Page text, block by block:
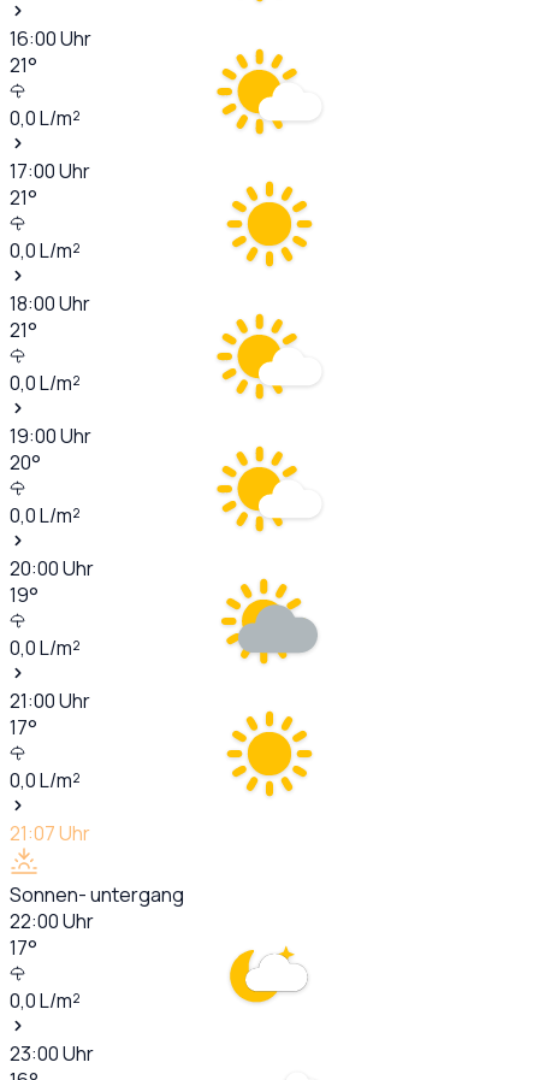
16:00Uhr
21°
0,0L/m²
17:00Uhr
21°
0,0L/m²
18:00Uhr
21°
0,0L/m²
19:00Uhr
20°
0,0L/m²
20:00Uhr
19°
0,0L/m²
21:00Uhr
17°
0,0L/m²
21:07Uhr
Sonnen- untergang
22:00Uhr
17°
0,0L/m²
23:00Uhr